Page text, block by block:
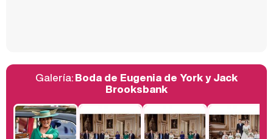
Galería:Boda de Eugenia de York y Jack
Brooksbank